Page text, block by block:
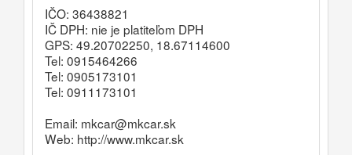
IČO: 36438821
IČ DPH: nie je platiteľom DPH
GPS: 49.20702250, 18.67114600
Tel: 0915464266
Tel: 0905173101
Tel: 0911173101
Email: mkcar@mkcar.sk
Web: http://www.mkcar.sk